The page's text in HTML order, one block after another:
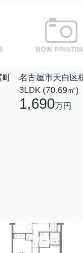
町
名古屋市天白区
3LDK (70.69㎡)
1,690万円